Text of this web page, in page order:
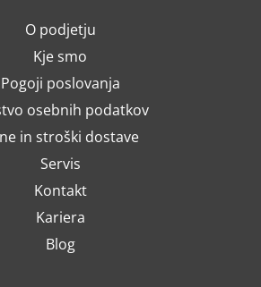
O podjetju
Kje smo
Pogoji poslovanja
osebnih podatkov
in stroški dostave
Servis
Kontakt
Kariera
Blog